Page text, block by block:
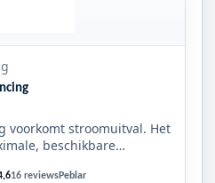
voorkomt stroomuitval. Het
beschikbare
16 reviewsPeblar